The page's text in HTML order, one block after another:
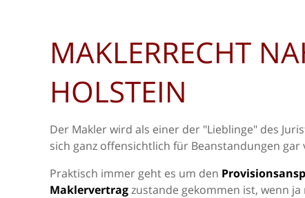
MAKLERRECHT
HOLSTEIN
Der Makler wird als einer der "Lieblinge" des
sich ganz offensichtlich für Beanstandungen gar
Praktisch immer geht es um den
Maklervertragzustande gekommen ist, wenn